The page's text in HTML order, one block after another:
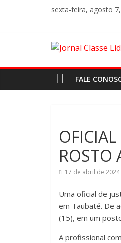
sexta-feira, agosto
FALE
ROSTO
17 de abril de 2024
Uma oficial de
em Taubaté. De
(15), em um
A profissional